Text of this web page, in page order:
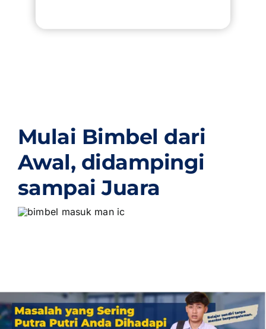
Mulai Bimbel dari
Awal, didampingi
sampai Juara